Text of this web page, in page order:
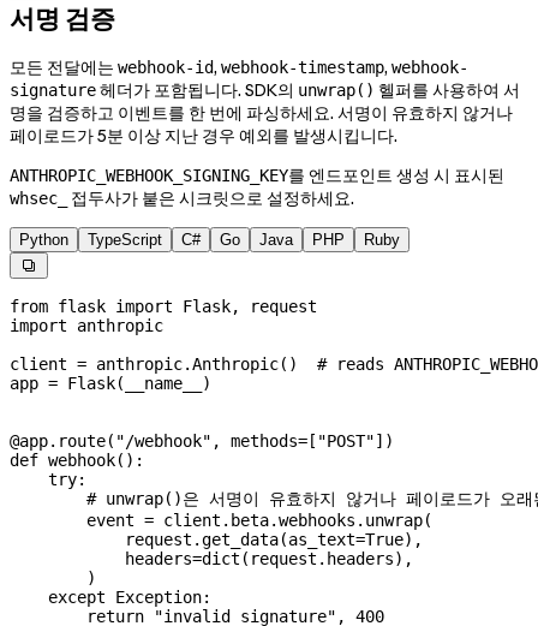
서명 검증
모든 전달에는 webhook-id, webhook-timestamp, webhook-
signature헤더가 포함됩니다. SDK의 unwrap() 헬퍼를 사용하여 서
명을 검증하고 이벤트를 한 번에 파싱하세요. 서명이 유효하지 않거나
페이로드가 5분 이상 지난 경우 예외를 발생시킵니다.
ANTHROPIC_WEBHOOK_SIGNING_KEY를 엔드포인트 생성 시 표시된
whsec_ 접두사가 붙은 시크릿으로 설정하세요.
Python TypeScript C# Go Java PHP Ruby

from flask import Flask, request
import anthropic
client = anthropic.Anthropic() # reads
app = Flask( __name__ )
@app.route( "/webhook" , methods= [ "POST"])
def webhook():
    try
:
# unwrap()은 서명이 유효하지 않거나 페이로드가 오래
        event
= client.beta.webhooks.unwrap(
            request.get_data(
as_text=True),
            headers
=dict (request.headers),
        )
    except
Exception:
        return
"invalid signature" , 400